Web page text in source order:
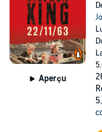
Aperçu